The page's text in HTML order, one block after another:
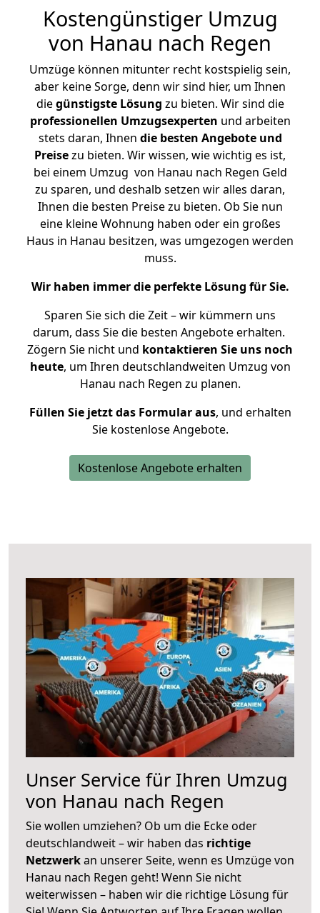
Kostengünstiger Umzug
von Hanau nach Regen
Umzüge können mitunter recht kostspielig sein,
aber keine Sorge, denn wir sind hier, um Ihnen
diegünstigste Lösung zu bieten. Wir sind die
professionellen Umzugsexperten und arbeiten
stets daran, Ihnen die besten Angebote und
Preisezu bieten. Wir wissen, wie wichtig es ist,
bei einem Umzug von Hanau nach Regen Geld
zu sparen, und deshalb setzen wir alles daran,
Ihnen die besten Preise zu bieten. Ob Sie nun
eine kleine Wohnung haben oder ein großes
Haus in Hanau besitzen, was umgezogen werden
muss.
Wir haben immer die perfekte Lösung für Sie.
Sparen Sie sich die Zeit – wir kümmern uns
darum, dass Sie die besten Angebote erhalten.
Zögern Sie nicht und kontaktieren Sie uns noch
heute, um Ihren deutschlandweiten Umzug von
Hanau nach Regen zu planen.
Füllen Sie jetzt das Formular aus, und erhalten
Sie kostenlose Angebote.
Kostenlose Angebote erhalten
Unser Service für Ihren Umzug
von Hanau nach Regen
Sie wollen umziehen? Ob um die Ecke oder
deutschlandweit – wir haben das richtige
Netzwerkan unserer Seite, wenn es Umzüge von
Hanau nach Regen geht! Wenn Sie nicht
weiterwissen – haben wir die richtige Lösung für